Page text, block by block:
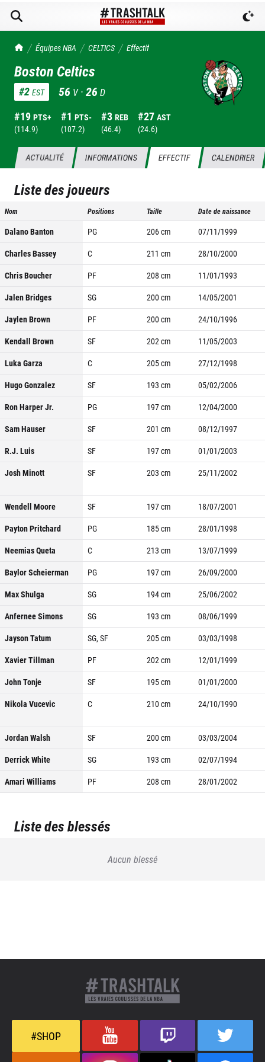
TrashTalk Actu NBA
Équipes NBA CELTICS Effectif
Boston Celtics
#2 EST 56 V ·26 D
#19 PTS+
(114.9)
#1 PTS-
(107.2)
#3 REB
(46.4)
#27 AST
(24.6)
ACTUALITÉ INFORMATIONS EFFECTIF CALENDRIER
Liste des joueurs
Nom Positions Taille Date de naissance
Dalano Banton PG 206cm
07/11/1999
Charles Bassey
C 211 cm
28/10/2000
Chris Boucher
PF 208 cm
11/01/1993
Jalen Bridges
SG 200cm
14/05/2001
Jaylen Brown
PF 200cm
24/10/1996
Kendall Brown
SF 202cm
11/05/2003
Luka Garza
C 205cm
27/12/1998
Hugo Gonzalez
SF 193 cm
05/02/2006
Ron Harper Jr.
PG 197cm
12/04/2000
Sam Hauser
SF 201 cm
08/12/1997
R.J. Luis
SF 197cm
01/01/2003
Josh Minott
SF 203 cm 25/11/2002
Wendell Moore SF 197cm
18/07/2001
Payton Pritchard
PG 185cm
28/01/1998
Neemias Queta
C 213 cm
13/07/1999
Baylor Scheierman
PG 197cm
26/09/2000
Max Shulga
SG 194cm
25/06/2002
Anfernee Simons
SG 193 cm
08/06/1999
Jayson Tatum
SG, SF 205cm
03/03/1998
Xavier Tillman
PF 202cm
12/01/1999
John Tonje
SF 195cm
01/01/2000
Nikola Vucevic
C 210cm 24/10/1990
Jordan Walsh SF 200cm
03/03/2004
Derrick White
SG 193 cm
02/07/1994
Amari Williams
PF 208 cm 28/01/2002
Liste des blessés
Aucun blessé
#SHOP